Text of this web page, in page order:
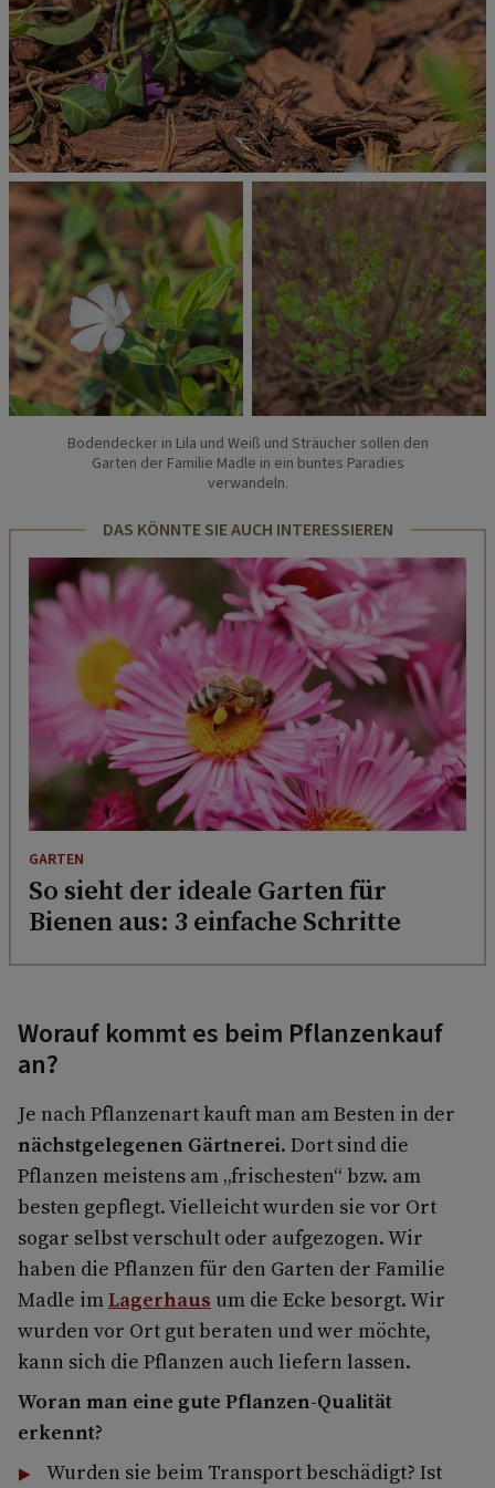
Bodendecker in Lila und Weiß und Sträucher sollen den
Garten der Familie Madle in ein buntes Paradies
verwandeln.
DAS KÖNNTE SIE AUCH INTERESSIEREN
GARTEN
So sieht der ideale Garten für
Bienen aus: 3 einfache Schritte
Worauf kommt es beim Pflanzenkauf
an?
Je nach Pflanzenart kauft man am Besten in der
nächstgelegenen Gärtnerei. Dort sind die
Pflanzen meistens am „frischesten“ bzw. am
besten gepflegt. Vielleicht wurden sie vor Ort
sogar selbst verschult oder aufgezogen. Wir
haben die Pflanzen für den Garten der Familie
Madle imLagerhaus um die Ecke besorgt. Wir
wurden vor Ort gut beraten und wer möchte,
kann sich die Pflanzen auch liefern lassen.
Woran man eine gute Pflanzen-Qualität
erkennt?
Wurden sie beim Transport beschädigt? Ist